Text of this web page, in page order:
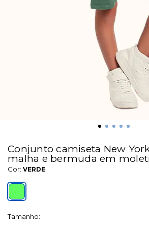
Conjunto camiseta New
malha e bermuda em
Cor: VERDE
Tamanho: